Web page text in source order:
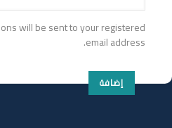
will be sent to your registered
email address.